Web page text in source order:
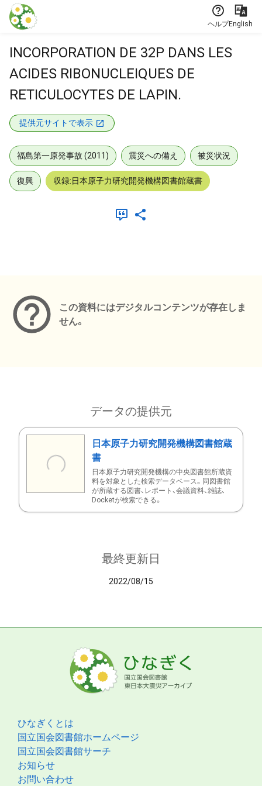
本文に飛ぶ
ヘルプEnglish
INCORPORATION DE 32P DANS LES
ACIDES RIBONUCLEIQUES DE
RETICULOCYTES DE LAPIN.
提供元サイトで表示
福島第一原発事故 (2011) 震災への備え 被災状況
復興 収録:日本原子力研究開発機構図書館蔵書
この資料にはデジタルコンテンツが存在しま
せん。
データの提供元
日本原子力研究開発機構図書館蔵
書
日本原子力研究開発機構の中央図書館所蔵資
料を対象とした検索データベース。同図書館
が所蔵する図書、レポート、会議資料、雑誌、
Docketが検索できる。
最終更新日
2022/08/15
ひなぎくとは
国立国会図書館ホームページ
国立国会図書館サーチ
お知らせ
お問い合わせ